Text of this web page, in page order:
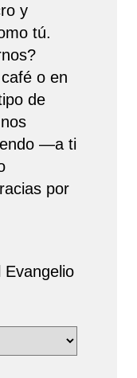
y
tú.
o en
de
—a ti
por
Evangelio